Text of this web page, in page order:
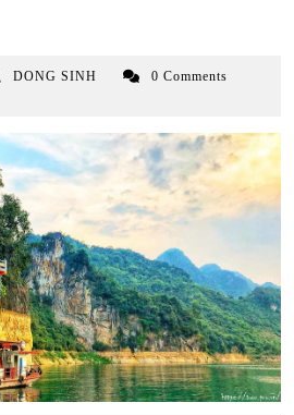
DONG SINH
0 Comments